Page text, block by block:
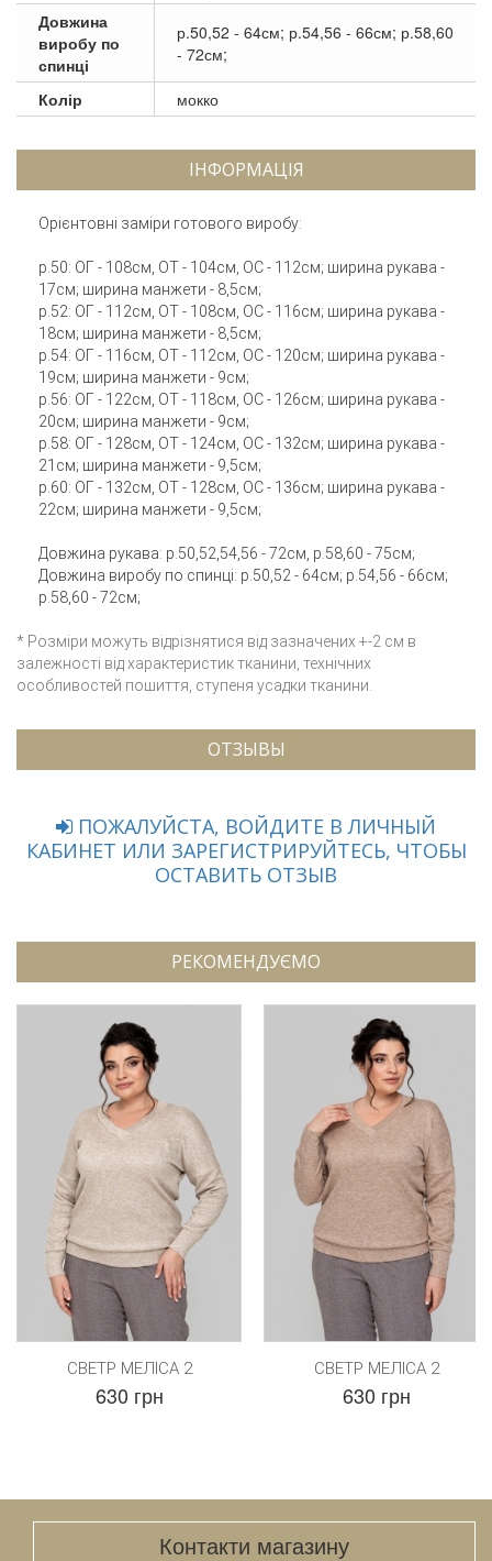
Довжина
виробу по
спинці
р.50,52 - 64см; р.54,56 - 66см; р.58,60
- 72см;
Колір мокко
ІНФОРМАЦІЯ
Орієнтовні заміри готового виробу:
р.50: ОГ - 108см, ОТ - 104см, ОС - 112см; ширина рукава -
17см; ширина манжети - 8,5см;
р.52: ОГ - 112см, ОТ - 108см, ОС - 116см; ширина рукава -
18см; ширина манжети - 8,5см;
р.54: ОГ - 116см, ОТ - 112см, ОС - 120см; ширина рукава -
19см; ширина манжети - 9см;
р.56: ОГ - 122см, ОТ - 118см, ОС - 126см; ширина рукава -
20см; ширина манжети - 9см;
р.58: ОГ - 128см, ОТ - 124см, ОС - 132см; ширина рукава -
21см; ширина манжети - 9,5см;
р.60: ОГ - 132см, ОТ - 128см, ОС - 136см; ширина рукава -
22см; ширина манжети - 9,5см;
Довжина рукава: р.50,52,54,56 - 72см, р.58,60 - 75см;
Довжина виробу по спинці: р.50,52 - 64см; р.54,56 - 66см;
р.58,60 - 72см;
* Розміри можуть відрізнятися від зазначених +-2 см в
залежності від характеристик тканини, технічних
особливостей пошиття, ступеня усадки тканини.
ОТЗЫВЫ
ПОЖАЛУЙСТА, ВОЙДИТЕ В ЛИЧНЫЙ
КАБИНЕТ ИЛИ ЗАРЕГИСТРИРУЙТЕСЬ, ЧТОБЫ
ОСТАВИТЬ ОТЗЫВ
РЕКОМЕНДУЄМО
СВЕТР МЕЛІСА 2
630 грн
СВЕТР МЕЛІСА 2
630 грн
Контакти магазину